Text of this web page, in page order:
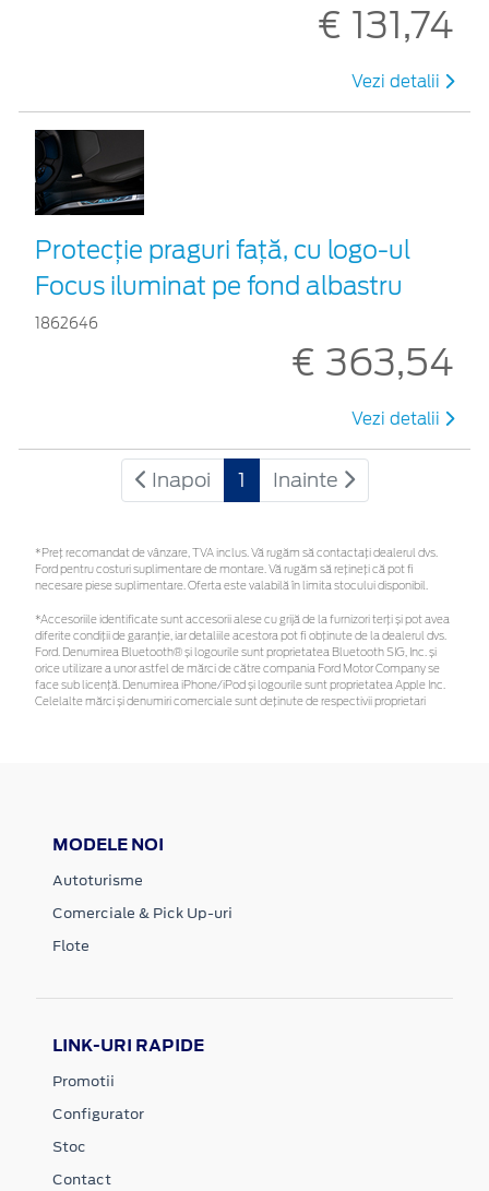
€ 131,74
Vezi detalii
Protecţie praguri faţă, cu logo-ul
Focus iluminat pe fond albastru
1862646
€ 363,54
Vezi detalii
Inapoi 1 Inainte
*Preţ recomandat de vânzare, TVA inclus. Vă rugăm să contactaţi dealerul dvs.
Ford pentru costuri suplimentare de montare. Vă rugăm să rețineți că pot fi
necesare piese suplimentare. Oferta este valabilă în limita stocului disponibil.
*Accesoriile identificate sunt accesorii alese cu grijă de la furnizori terți și pot avea
diferite condiții de garanție, iar detaliile acestora pot fi obținute de la dealerul dvs.
Ford. Denumirea Bluetooth® și logourile sunt proprietatea Bluetooth SIG, Inc. și
orice utilizare a unor astfel de mărci de către compania Ford Motor Company se
face sub licență. Denumirea iPhone/iPod și logourile sunt proprietatea Apple Inc.
Celelalte mărci și denumiri comerciale sunt deținute de respectivii proprietari
MODELE NOI
Autoturisme
Comerciale & Pick Up-uri
Flote
LINK-URI RAPIDE
Promotii
Configurator
Stoc
Contact